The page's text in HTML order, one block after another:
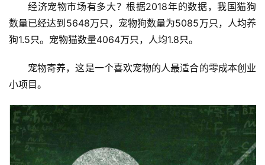
经济宠物市场有多大？根据2018年的数据，我国猫狗
数量已经达到5648万只，宠物狗数量为5085万只，人均养
狗1.5只。宠物猫数量4064万只，人均1.8只。
宠物寄养，这是一个喜欢宠物的人最适合的零成本创业
小项目。